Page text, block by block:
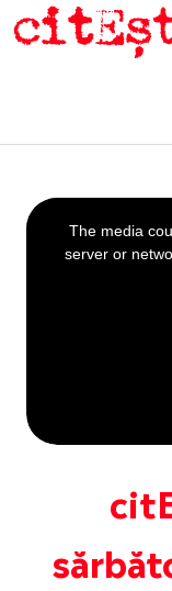
This
is
a
The media
server or